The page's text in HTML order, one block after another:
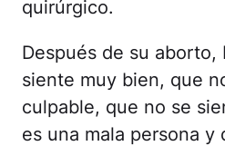
quirúrgico.
Después de su
siente muy bien, que
culpable, que no se
es una mala persona y